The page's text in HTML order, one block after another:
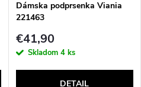
Dámska podprsenka Viania
221463
€41,90
Skladom 4 ks
DETAIL